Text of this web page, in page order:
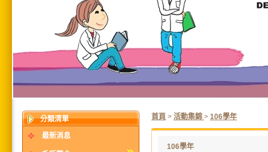
分類清單
最新消息
首頁 > 活動集錦 > 106學年
106學年